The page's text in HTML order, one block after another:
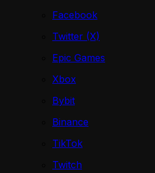
Facebook
Twitter (X)
Epic Games
Xbox
Bybit
Binance
TikTok
Twitch